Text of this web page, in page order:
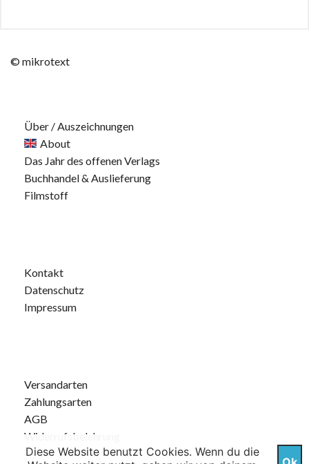
© mikrotext
Über / Auszeichnungen
About
Das Jahr des offenen Verlags
Buchhandel & Auslieferung
Filmstoff
Kontakt
Datenschutz
Impressum
Versandarten
Zahlungsarten
AGB
Widerrufsbelehrung
Diese Website benutzt Cookies. Wenn du die